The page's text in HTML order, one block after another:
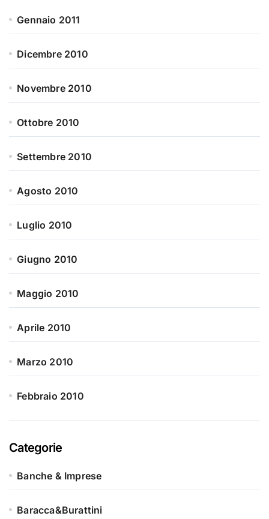
Gennaio 2011
Dicembre 2010
Novembre 2010
Ottobre 2010
Settembre 2010
Agosto 2010
Luglio 2010
Giugno 2010
Maggio 2010
Aprile 2010
Marzo 2010
Febbraio 2010
Categorie
Banche & Imprese
Baracca&Burattini